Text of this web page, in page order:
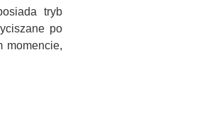
tryb
po
momencie,